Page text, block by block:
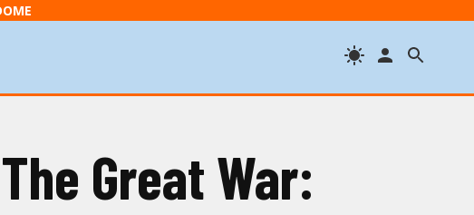
Great War: